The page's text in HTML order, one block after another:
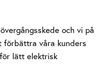
och vi på
förbättra våra kunders
lätt elektrisk